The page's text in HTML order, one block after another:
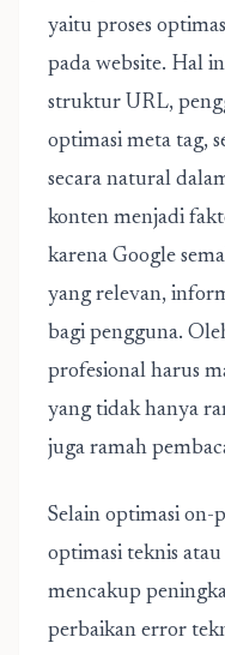
yaitu proses
pada website. Hal
struktur URL,
optimasi meta tag,
secara natural
konten menjadi
karena Google
yang relevan,
bagi pengguna.
profesional harus
yang tidak hanya
juga ramah
Selain optimasi on-
optimasi teknis
mencakup
perbaikan error